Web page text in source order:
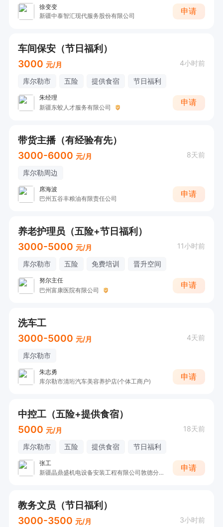
徐变变
新疆中泰智汇现代服务股份有限公司
申请
车间保安（节日福利）
3000 元/月 4小时前
库尔勒市 五险 提供食宿 节日福利
朱经理
新疆东蛟人才服务有限公司
申请
带货主播（有经验有先）
3000-6000 元/月 8天前
库尔勒周边
席海波
巴州五谷丰粮油有限责任公司
申请
养老护理员（五险+节日福利）
3000-5000 元/月 11小时前
库尔勒市 五险 免费培训 晋升空间
努尔主任
巴州富康医院有限公司
申请
洗车工
3000-5000 元/月 4天前
库尔勒市
朱志勇
库尔勒市清珩汽车美容养护店(个体工商户)
申请
中控工（五险+提供食宿）
5000 元/月 18天前
库尔勒市 五险 提供食宿 节日福利
张工
新疆晶鼎盛机电设备安装工程有限公司敦德分公司
申请
教务文员（节日福利）
3000-3500 元/月 3小时前